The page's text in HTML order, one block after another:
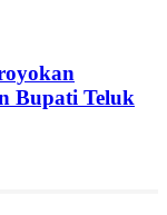
Bupati Teluk